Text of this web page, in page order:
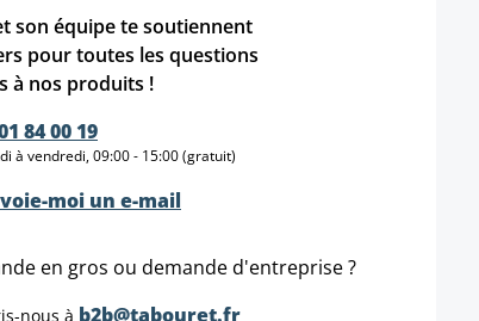
son équipe te soutiennent
pour toutes les questions
à nos produits !
84 00 19
à vendredi, 09:00 - 15:00 (gratuit)
moi un e-mail
en gros ou demande d'entreprise ?
nous à b2b@tabouret.fr